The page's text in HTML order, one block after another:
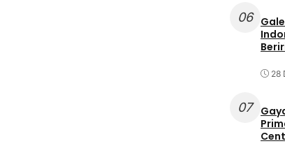
06
28
07